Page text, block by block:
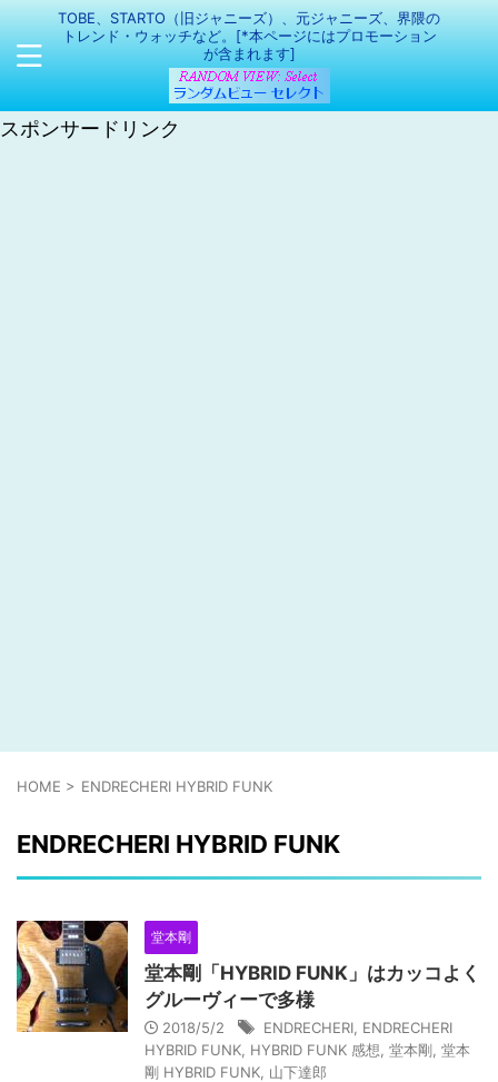
TOBE、STARTO（旧ジャニーズ）、元ジャニーズ、界隈の
トレンド・ウォッチなど。[*本ページにはプロモーション
が含まれます]
スポンサードリンク
HOME > ENDRECHERI HYBRID FUNK
ENDRECHERI HYBRID FUNK
堂本剛
堂本剛「HYBRID FUNK」はカッコよく
グルーヴィーで多様
2018/5/2 ENDRECHERI ENDRECHERI
HYBRID FUNK HYBRID FUNK 感想 堂本剛 堂本
剛 HYBRID FUNK 山下達郎